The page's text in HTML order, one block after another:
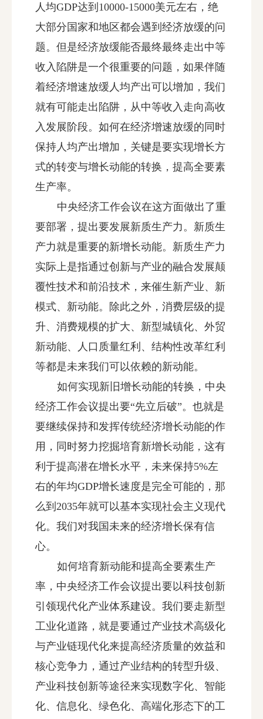
人均GDP达到10000-15000美元左右，绝
大部分国家和地区都会遇到经济放缓的问
题。但是经济放缓能否最终最终走出中等
收入陷阱是一个很重要的问题，如果伴随
着经济增速放缓人均产出可以增加，我们
就有可能走出陷阱，从中等收入走向高收
入发展阶段。如何在经济增速放缓的同时
保持人均产出增加，关键是要实现增长方
式的转变与增长动能的转换，提高全要素
生产率。
中央经济工作会议在这方面做出了重
要部署，提出要发展新质生产力。新质生
产力就是重要的新增长动能。新质生产力
实际上是指通过创新与产业的融合发展颠
覆性技术和前沿技术，来催生新产业、新
模式、新动能。除此之外，消费层级的提
升、消费规模的扩大、新型城镇化、外贸
新动能、人口质量红利、结构性改革红利
等都是未来我们可以依赖的新动能。
如何实现新旧增长动能的转换，中央
经济工作会议提出要“先立后破”。也就是
要继续保持和发挥传统经济增长动能的作
用，同时努力挖掘培育新增长动能，这有
利于提高潜在增长水平，未来保持5%左
右的年均GDP增长速度是完全可能的，那
么到2035年就可以基本实现社会主义现代
化。我们对我国未来的经济增长保有信
心。
如何培育新动能和提高全要素生产
率，中央经济工作会议提出要以科技创新
引领现代化产业体系建设。我们要走新型
工业化道路，就是要通过产业技术高级化
与产业链现代化来提高经济质量的效益和
核心竞争力，通过产业结构的转型升级、
产业科技创新等途径来实现数字化、智能
化、信息化、绿色化、高端化形态下的工